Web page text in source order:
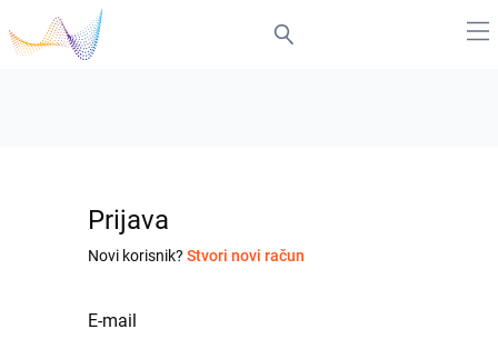
Prijava
Novi korisnik? Stvori novi račun
E-mail